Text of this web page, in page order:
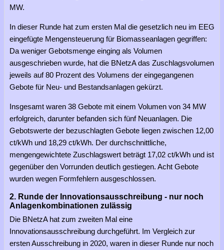
MW.
In dieser Runde hat zum ersten Mal die gesetzlich neu im EEG
eingefügte Mengensteuerung für Biomasseanlagen gegriffen:
Da weniger Gebotsmenge einging als Volumen
ausgeschrieben wurde, hat die BNetzA das Zuschlagsvolumen
jeweils auf 80 Prozent des Volumens der eingegangenen
Gebote für Neu- und Bestandsanlagen gekürzt.
Insgesamt waren 38 Gebote mit einem Volumen von 34 MW
erfolgreich, darunter befanden sich fünf Neuanlagen. Die
Gebotswerte der bezuschlagten Gebote liegen zwischen 12,00
ct/kWh und 18,29 ct/kWh. Der durchschnittliche,
mengengewichtete Zuschlagswert beträgt 17,02 ct/kWh und ist
gegenüber den Vorrunden deutlich gestiegen. Acht Gebote
wurden wegen Formfehlern ausgeschlossen.
2. Runde der Innovationsausschreibung - nur noch
Anlagenkombinationen zulässig
Die BNetzA hat zum zweiten Mal eine
Innovationsausschreibung durchgeführt. Im Vergleich zur
ersten Ausschreibung in 2020, waren in dieser Runde nur noch